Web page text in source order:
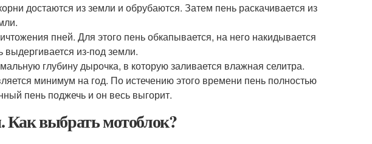
достаются из земли и обрубаются. Затем пень раскачивается из
пней. Для этого пень обкапывается, на него накидывается
выдергивается из-под земли.
глубину дырочка, в которую заливается влажная селитра.
минимум на год. По истечению этого времени пень полностью
пень поджечь и он весь выгорит.
Как выбрать мотоблок?